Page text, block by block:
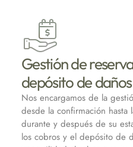
Gestión de
depósito de daños
Nos encargamos de la
desde la confirmación hasta
durante y después de su
los cobros y el depósito de